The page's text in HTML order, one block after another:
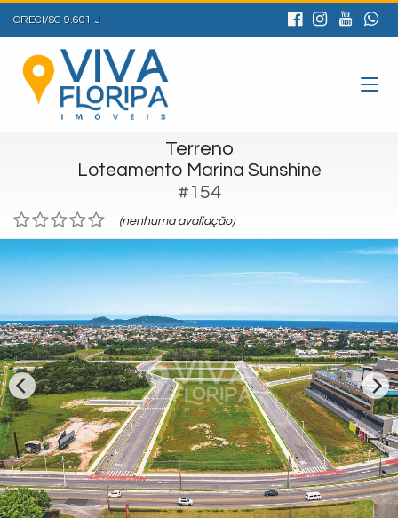
CRECI/SC 9.601-J
Terreno
Loteamento Marina Sunshine
#154
(nenhuma avaliação)